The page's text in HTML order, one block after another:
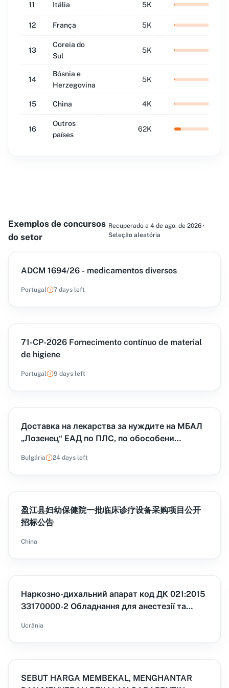
11 Itália 5K
12 França 5K
13
Coreia do
Sul
5K
14
Bósnia e
Herzegovina
5K
15 China 4K
16
Outros
países
62K
Exemplos de concursos
do setor
Recuperado a 4 de ago. de 2026 ·
Seleção aleatória
ADCM 1694/26 - medicamentos diversos
Portugal 7 days left
71-CP-2026 Fornecimento contínuo de material
de higiene
Portugal 9 days left
Доставка на лекарства за нуждите на МБАЛ
„Лозенец“ ЕАД по ПЛС, по обособени
Bulgária 24 days left
盈江县妇幼保健院一批临床诊疗设备采购项目公开
招标公告
China
Наркозно-дихальний апарат код ДК 021:2015
33170000-2 Обладнання для анестезії та
дихальний апарат, НК 031:2024 -
апаратури з пневмопиводом (компресор для
Ucrânia
SEBUT HARGA MEMBEKAL, MENGHANTAR